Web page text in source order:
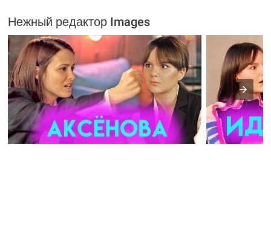
Нежный редактор Images